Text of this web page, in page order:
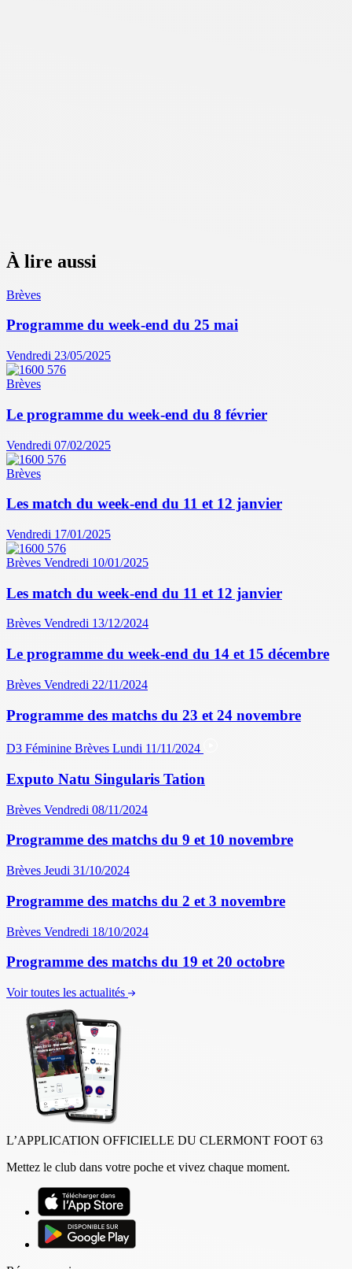
À lire aussi
Brèves
Programme du week-end du 25 mai
Vendredi 23/05/2025
Brèves
Le programme du week-end du 8 février
Vendredi 07/02/2025
Brèves
Les match du week-end du 11 et 12 janvier
Vendredi 17/01/2025
Brèves Vendredi 10/01/2025
Les match du week-end du 11 et 12 janvier
Brèves Vendredi 13/12/2024
Le programme du week-end du 14 et 15 décembre
Brèves Vendredi 22/11/2024
Programme des matchs du 23 et 24 novembre
D3 Féminine Brèves Lundi 11/11/2024
Exputo Natu Singularis Tation
Brèves Vendredi 08/11/2024
Programme des matchs du 9 et 10 novembre
Brèves Jeudi 31/10/2024
Programme des matchs du 2 et 3 novembre
Brèves Vendredi 18/10/2024
Programme des matchs du 19 et 20 octobre
Voir toutes les actualités
L’APPLICATION OFFICIELLE DU CLERMONT FOOT 63
Mettez le club dans votre poche et vivez chaque moment.